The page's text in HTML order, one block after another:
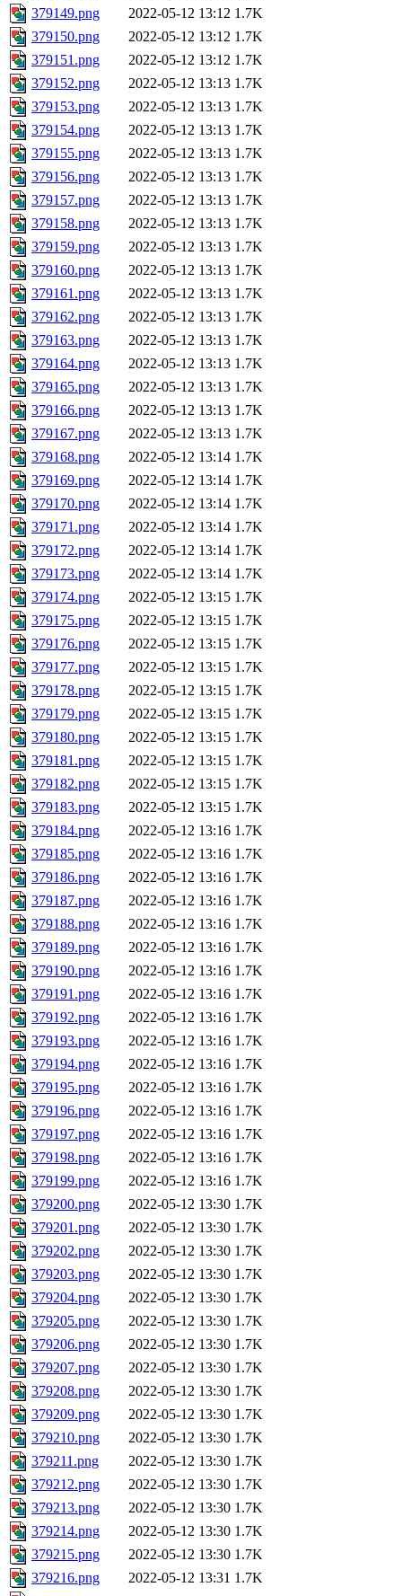
379149.png
2022-05-12 13:12 1.7K
379150.png
2022-05-12 13:12 1.7K
379151.png
2022-05-12 13:12 1.7K
379152.png
2022-05-12 13:13 1.7K
379153.png
2022-05-12 13:13 1.7K
379154.png
2022-05-12 13:13 1.7K
379155.png
2022-05-12 13:13 1.7K
379156.png
2022-05-12 13:13 1.7K
379157.png
2022-05-12 13:13 1.7K
379158.png
2022-05-12 13:13 1.7K
379159.png
2022-05-12 13:13 1.7K
379160.png
2022-05-12 13:13 1.7K
379161.png
2022-05-12 13:13 1.7K
379162.png
2022-05-12 13:13 1.7K
379163.png
2022-05-12 13:13 1.7K
379164.png
2022-05-12 13:13 1.7K
379165.png
2022-05-12 13:13 1.7K
379166.png
2022-05-12 13:13 1.7K
379167.png
2022-05-12 13:13 1.7K
379168.png
2022-05-12 13:14 1.7K
379169.png
2022-05-12 13:14 1.7K
379170.png
2022-05-12 13:14 1.7K
379171.png
2022-05-12 13:14 1.7K
379172.png
2022-05-12 13:14 1.7K
379173.png
2022-05-12 13:14 1.7K
379174.png
2022-05-12 13:15 1.7K
379175.png
2022-05-12 13:15 1.7K
379176.png
2022-05-12 13:15 1.7K
379177.png
2022-05-12 13:15 1.7K
379178.png
2022-05-12 13:15 1.7K
379179.png
2022-05-12 13:15 1.7K
379180.png
2022-05-12 13:15 1.7K
379181.png
2022-05-12 13:15 1.7K
379182.png
2022-05-12 13:15 1.7K
379183.png
2022-05-12 13:15 1.7K
379184.png
2022-05-12 13:16 1.7K
379185.png
2022-05-12 13:16 1.7K
379186.png
2022-05-12 13:16 1.7K
379187.png
2022-05-12 13:16 1.7K
379188.png
2022-05-12 13:16 1.7K
379189.png
2022-05-12 13:16 1.7K
379190.png
2022-05-12 13:16 1.7K
379191.png
2022-05-12 13:16 1.7K
379192.png
2022-05-12 13:16 1.7K
379193.png
2022-05-12 13:16 1.7K
379194.png
2022-05-12 13:16 1.7K
379195.png
2022-05-12 13:16 1.7K
379196.png
2022-05-12 13:16 1.7K
379197.png
2022-05-12 13:16 1.7K
379198.png
2022-05-12 13:16 1.7K
379199.png
2022-05-12 13:16 1.7K
379200.png
2022-05-12 13:30 1.7K
379201.png
2022-05-12 13:30 1.7K
379202.png
2022-05-12 13:30 1.7K
379203.png
2022-05-12 13:30 1.7K
379204.png
2022-05-12 13:30 1.7K
379205.png
2022-05-12 13:30 1.7K
379206.png
2022-05-12 13:30 1.7K
379207.png
2022-05-12 13:30 1.7K
379208.png
2022-05-12 13:30 1.7K
379209.png
2022-05-12 13:30 1.7K
379210.png
2022-05-12 13:30 1.7K
379211.png
2022-05-12 13:30 1.7K
379212.png
2022-05-12 13:30 1.7K
379213.png
2022-05-12 13:30 1.7K
379214.png
2022-05-12 13:30 1.7K
379215.png
2022-05-12 13:30 1.7K
379216.png
2022-05-12 13:31 1.7K